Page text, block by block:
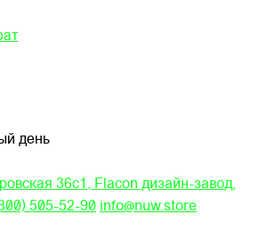
день
36c1, Flacon дизайн-завод,
505-52-90 info@nuw.store